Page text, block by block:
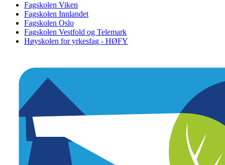
Fagskolen Viken
Fagskolen Innlandet
Fagskolen Oslo
Fagskolen Vestfold og Telemark
Høyskolen for yrkesfag - HØFY